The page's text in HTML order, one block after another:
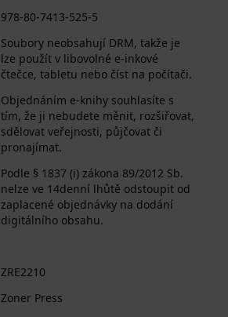
978-80-7413-525-5
Soubory neobsahují DRM, takže je
lze použít v libovolné e-inkové
čtečce, tabletu nebo číst na počítači.
Objednáním e-knihy souhlasíte s
tím, že ji nebudete měnit, rozšiřovat,
sdělovat veřejnosti, půjčovat či
pronajímat.
Podle § 1837 (i) zákona 89/2012 Sb.
nelze ve 14denní lhůtě odstoupit od
zaplacené objednávky na dodání
digitálního obsahu.
ZRE2210
Zoner Press